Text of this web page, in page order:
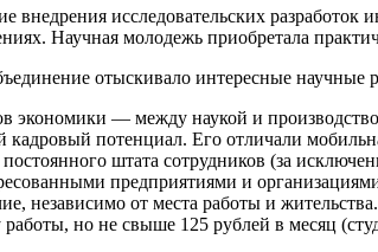
исследовательских
Научная молодежь приобретала
отыскивало интересные научные
экономики — между наукой и
потенциал. Его отличали
штата сотрудников (за
предприятиями и
от места работы и
но не свыше 125 рублей в месяц